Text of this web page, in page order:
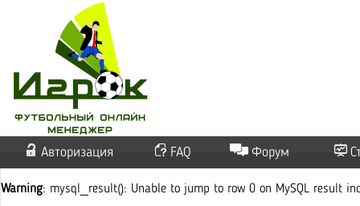
Авторизация FAQ Форум
Warning: mysql_result(): Unable to jump to row 0 on MySQL result